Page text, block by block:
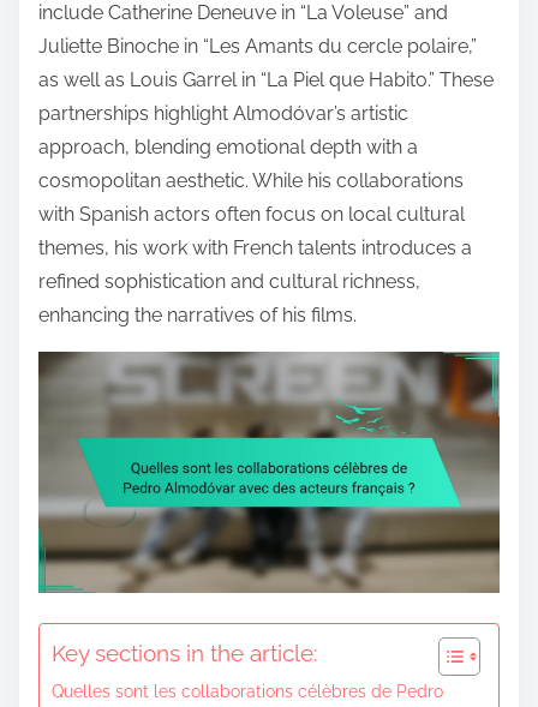
include Catherine Deneuve in “La Voleuse” and
Juliette Binoche in “Les Amants du cercle polaire,”
as well as Louis Garrel in “La Piel que Habito.” These
partnerships highlight Almodóvar’s artistic
approach, blending emotional depth with a
cosmopolitan aesthetic. While his collaborations
with Spanish actors often focus on local cultural
themes, his work with French talents introduces a
refined sophistication and cultural richness,
enhancing the narratives of his films.
Key sections in the article:
Quelles sont les collaborations célèbres de Pedro